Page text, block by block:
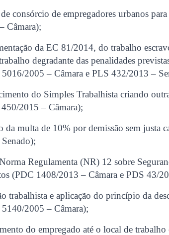
consórcio de empregadores urbanos
Câmara);
da EC 81/2014, do trabalho
degradante das penalidades
5016/2005 – Câmara e PLS 432/2013 –
do Simples Trabalhista criando
2015 – Câmara);
da multa de 10% por demissão sem justa
Regulamenta (NR) 12 sobre
(PDC 1408/2013 – Câmara e PDS 43/
trabalhista e aplicação do princípio da
2005 – Câmara);
do empregado até o local de